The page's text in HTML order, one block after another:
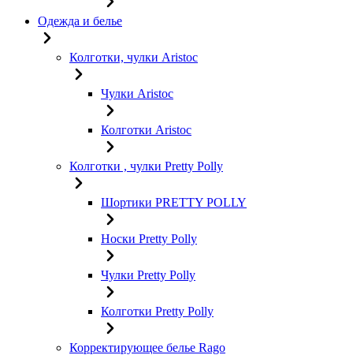
Одежда и белье
Колготки, чулки Aristoc
Чулки Aristoc
Колготки Aristoc
Колготки , чулки Pretty Polly
Шортики PRETTY POLLY
Носки Pretty Polly
Чулки Pretty Polly
Колготки Pretty Polly
Корректирующее белье Rago